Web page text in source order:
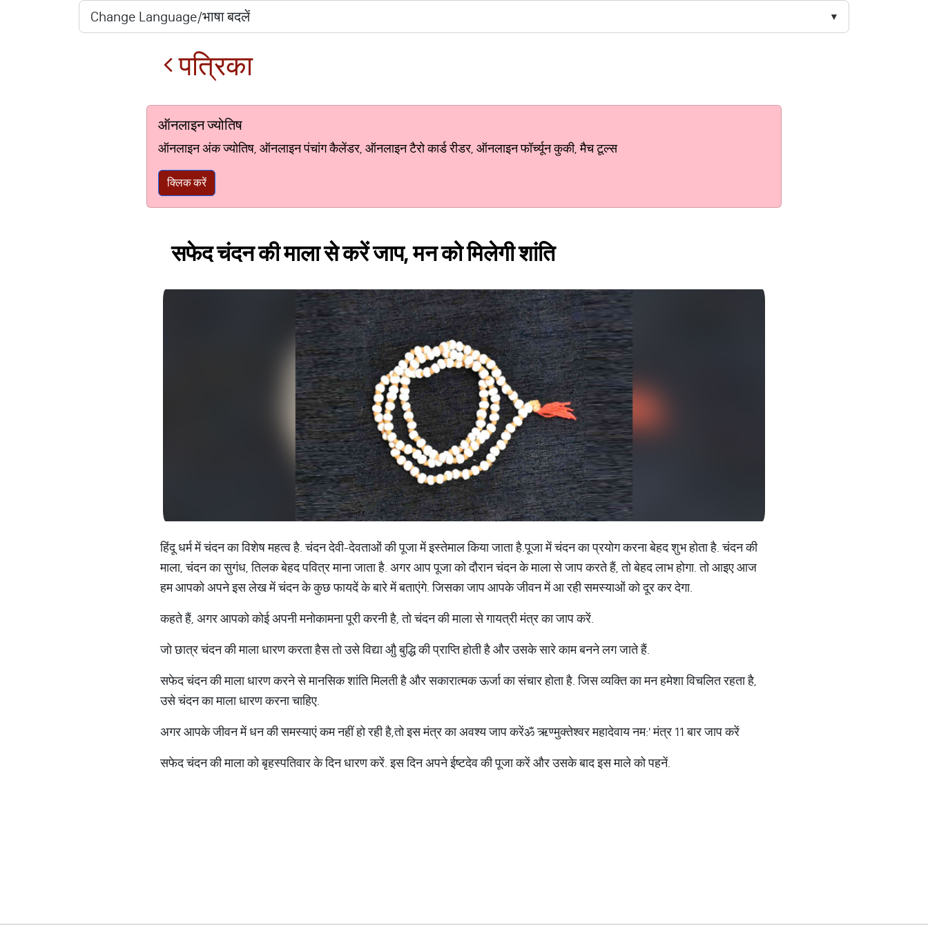
पत्रिका
ऑनलाइन ज्योतिष
ऑनलाइन अंक ज्योतिष, ऑनलाइन पंचांग कैलेंडर, ऑनलाइन टैरो कार्ड रीडर, ऑनलाइन फॉर्च्यून कुकी, मैच टूल्स
क्लिक करें
सफेद चंदन की माला से करें जाप, मन को मिलेगी शांति
हिंदू धर्म में चंदन का विशेष महत्व है. चंदन देवी-देवताओं की पूजा में इस्तेमाल किया जाता है.पूजा में चंदन का प्रयोग करना बेहद शुभ होता है. चंदन की
माला, चंदन का सुगंध, तिलक बेहद पवित्र माना जाता है. अगर आप पूजा को दौरान चंदन के माला से जाप करते हैं, तो बेहद लाभ होगा. तो आइए आज
हम आपको अपने इस लेख में चंदन के कुछ फायदें के बारे में बताएंगे. जिसका जाप आपके जीवन में आ रही समस्याओं को दूर कर देगा.
कहते हैं, अगर आपको कोई अपनी मनोकामना पूरी करनी है, तो चंदन की माला से गायत्री मंत्र का जाप करें.
जो छात्र चंदन की माला धारण करता हैस तो उसे विद्या औु बुद्धि की प्राप्ति होती है और उसके सारे काम बनने लग जाते हैं.
सफेद चंदन की माला धारण करने से मानसिक शांति मिलती है और सकारात्मक ऊर्जा का संचार होता है. जिस व्यक्ति का मन हमेशा विचलित रहता है,
उसे चंदन का माला धारण करना चाहिए.
अगर आपके जीवन में धन की समस्याएं कम नहीं हो रही है,तो इस मंत्र का अवश्य जाप करेंॐ ऋण्मुक्तेश्वर महादेवाय नम:' मंत्र 11 बार जाप करें
सफेद चंदन की माला को बृहस्पतिवार के दिन धारण करें. इस दिन अपने ईष्टदेव की पूजा करें और उसके बाद इस माले को पहनें.